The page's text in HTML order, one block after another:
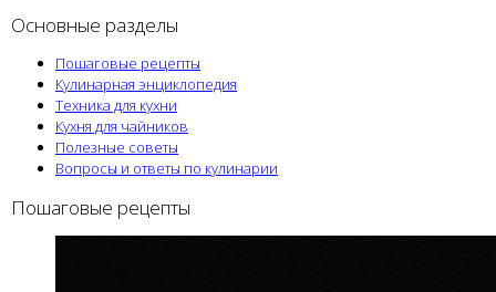
Основные разделы
Пошаговые рецепты
Кулинарная энциклопедия
Техника для кухни
Кухня для чайников
Полезные советы
Вопросы и ответы по кулинарии
Пошаговые рецепты